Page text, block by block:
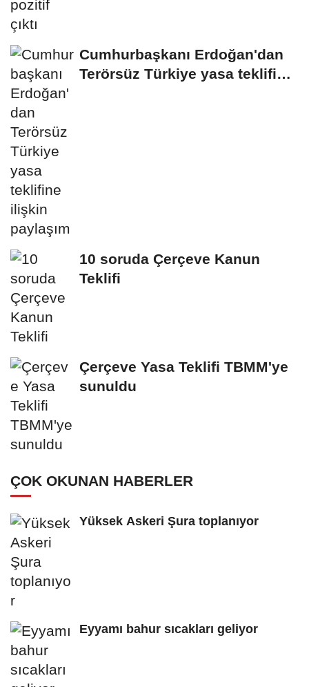
Cumhurbaşkanı Erdoğan'dan
Terörsüz Türkiye yasa teklifine
10 soruda Çerçeve Kanun
Teklifi
Çerçeve Yasa Teklifi TBMM'ye
sunuldu
ÇOK OKUNAN HABERLER
Yüksek Askeri Şura toplanıyor
Eyyamı bahur sıcakları geliyor